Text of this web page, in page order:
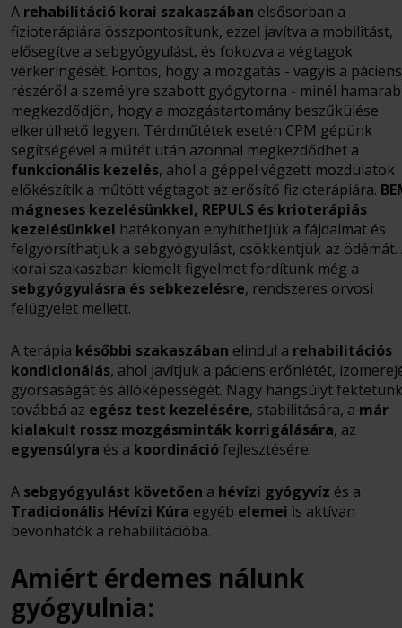
A rehabilitáció korai szakaszában elsősorban a
fizioterápiára összpontosítunk, ezzel javítva a mobilitást,
elősegítve a sebgyógyulást, és fokozva a végtagok
vérkeringését. Fontos, hogy a mozgatás - vagyis a páciens
részéről a személyre szabott gyógytorna - minél
megkezdődjön, hogy a mozgástartomány beszűkülése
elkerülhető legyen. Térdműtétek esetén CPM gépünk
segítségével a műtét után azonnal megkezdődhet a
funkcionális kezelés, ahol a géppel végzett mozdulatok
előkészítik a műtött végtagot az erősítő fizioterápiára.
mágneses kezelésünkkel, REPULS és krioterápiás
kezelésünkkel hatékonyan enyhíthetjük a fájdalmat és
felgyorsíthatjuk a sebgyógyulást, csökkentjük az ödémát.
korai szakaszban kiemelt figyelmet fordítunk még a
sebgyógyulásra és sebkezelésre, rendszeres orvosi
felügyelet mellett.
A terápia későbbi szakaszában elindul a rehabilitációs
kondicionálás, ahol javítjuk a páciens erőnlétét,
gyorsaságát és állóképességét. Nagy hangsúlyt fektetünk
továbbá az egész test kezelésére, stabilitására, a már
kialakult rossz mozgásminták korrigálására, az
egyensúlyra és a koordinációfejlesztésére.
A sebgyógyulást követően a hévízi gyógyvíz és a
Tradicionális Hévízi Kúra egyéb elemei is aktívan
bevonhatók a rehabilitációba.
Amiért érdemes nálunk
gyógyulnia: